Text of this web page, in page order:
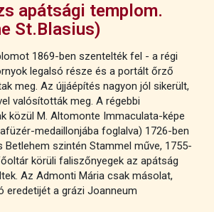
apátsági templom.
St.Blasius)
1869-ben szentelték fel - a régi
legalsó része és a portált őrző
meg. Az újjáépítés nagyon jól sikerült,
valósították meg. A régebbi
közül M. Altomonte Immaculata-képe
medaillonjába foglalva) 1726-ben
Betlehem szintén Stammel műve, 1755-
körüli faliszőnyegek az apátság
Az Admonti Mária csak másolat,
eredetijét a grázi Joanneum